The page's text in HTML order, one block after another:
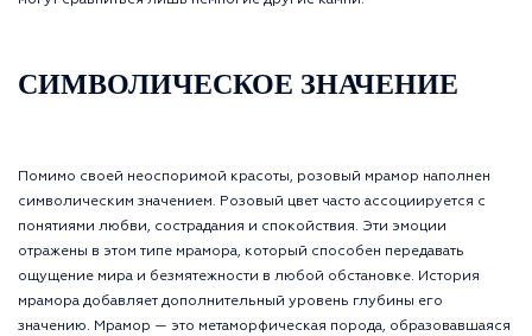
СИМВОЛИЧЕСКОЕ ЗНАЧЕНИЕ
Помимо своей неоспоримой красоты, розовый мрамор наполнен
символическим значением. Розовый цвет часто ассоциируется с
понятиями любви, сострадания и спокойствия. Эти эмоции
отражены в этом типе мрамора, который способен передавать
ощущение мира и безмятежности в любой обстановке. История
мрамора добавляет дополнительный уровень глубины его
значению. Мрамор — это метаморфическая порода, образовавшаяся